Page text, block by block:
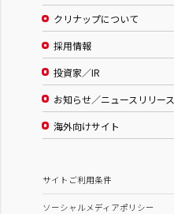
クリナップについて
採用情報
投資家／IR
お知らせ／ニュースリリース
海外向けサイト
サイトご利用条件
ソーシャルメディアポリシー